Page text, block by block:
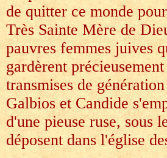
de quitter ce monde
Très Sainte Mère de
pauvres femmes juives
gardèrent
transmises de
Galbios et Candide
d'une pieuse ruse, sous
déposent dans l'église